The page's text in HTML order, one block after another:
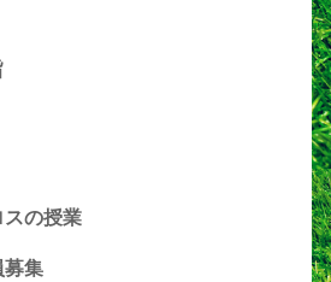
スの授業
募集